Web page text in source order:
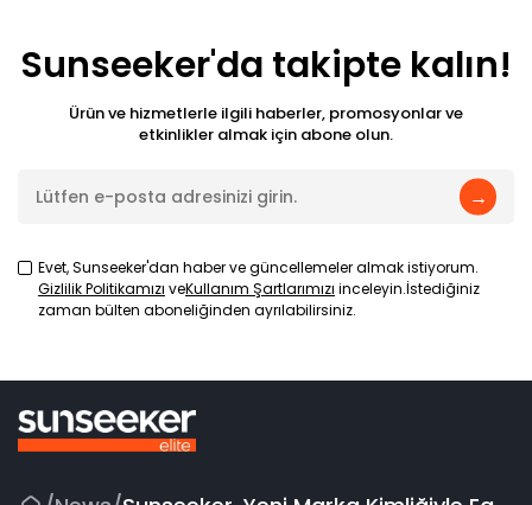
Sunseeker'da takipte kalın!
Ürün ve hizmetlerle ilgili haberler, promosyonlar ve
etkinlikler almak için abone olun.
→
Evet, Sunseeker'dan haber ve güncellemeler almak istiyorum.
Gizlilik Politikamızı veKullanım Şartlarımızı inceleyin.İstediğiniz
zaman bülten aboneliğinden ayrılabilirsiniz.